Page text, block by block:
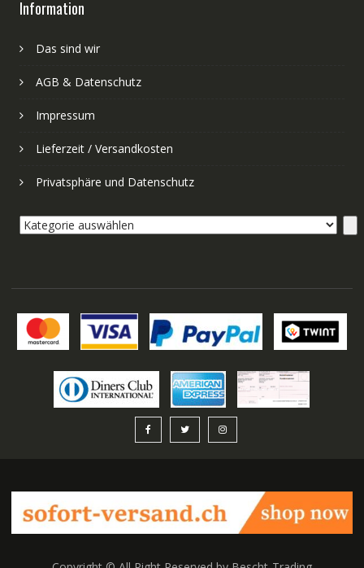
Information
Das sind wir
AGB & Datenschutz
Impressum
Lieferzeit / Versandkosten
Privatsphäre und Datenschutz
Kategorie